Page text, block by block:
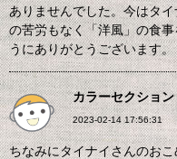
ありませんでした。今はタ
の苦労もなく「洋風」の食
うにありがとうございます。
カラーセクション
2023-02-14 17:56:31
ちなみにタイナイさんのお